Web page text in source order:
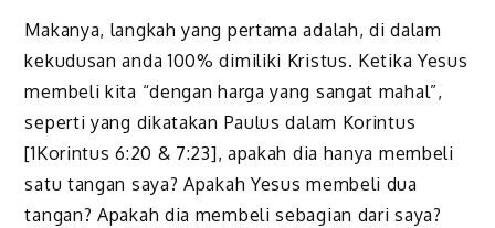
Makanya, langkah yang pertama adalah, di dalam
kekudusan anda 100% dimiliki Kristus. Ketika Yesus
membeli kita “dengan harga yang sangat mahal”,
seperti yang dikatakan Paulus dalam Korintus
[1Korintus 6:20 & 7:23], apakah dia hanya membeli
satu tangan saya? Apakah Yesus membeli dua
tangan? Apakah dia membeli sebagian dari saya?